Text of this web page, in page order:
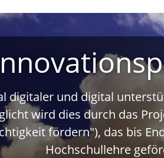
digitaler und digital
wird dies durch das
fördern"), das bis
Hochschullehre